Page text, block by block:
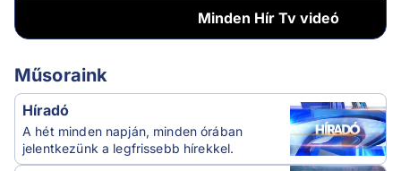
Minden Hír Tv videó
Műsoraink
Híradó
A hét minden napján, minden órában
jelentkezünk a legfrissebb hírekkel.